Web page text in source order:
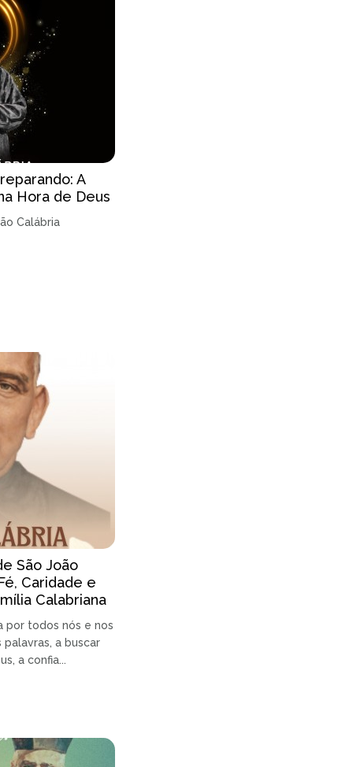
A
Hora de Deus
Calábria
São João
Caridade e
Calabriana
por todos nós e nos
palavras, a buscar
a confia...